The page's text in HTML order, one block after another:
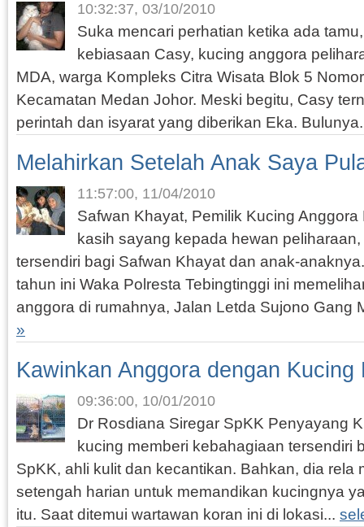
10:32:37, 03/10/2010
Suka mencari perhatian ketika ada
kebiasaan Casy, kucing anggora
MDA, warga Kompleks Citra Wisata Blok 5
Kecamatan Medan Johor. Meski begitu, Casy
perintah dan isyarat yang diberikan Eka.
Melahirkan Setelah Anak Saya
11:57:00, 11/04/2010
Safwan Khayat, Pemilik Kucing
kasih sayang kepada hewan
tersendiri bagi Safwan Khayat dan anak-
tahun ini Waka Polresta Tebingtinggi ini
anggora di rumahnya, Jalan Letda Sujono Gang
»
Kawinkan Anggora dengan Kucing
09:36:00, 10/01/2010
Dr Rosdiana Siregar SpKK Penyayang
kucing memberi kebahagiaan tersendiri
SpKK, ahli kulit dan kecantikan. Bahkan, dia rela
setengah harian untuk memandikan kucingnya
itu. Saat ditemui wartawan koran ini di lokasi...